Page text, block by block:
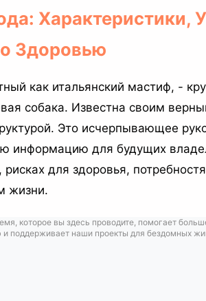
Характеристики,
Здоровью
как итальянский мастиф, -
собака. Известна своим
Это исчерпывающее
информацию для будущих
для здоровья,
жизни.
которое вы здесь проводите, помогает
и поддерживает наши проекты для бездомных